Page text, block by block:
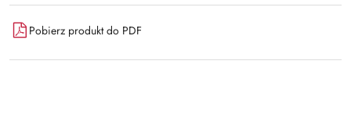
Pobierz produkt do PDF